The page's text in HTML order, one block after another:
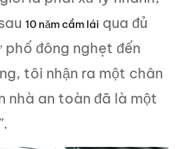
10 năm cầm lái qua đủ
đông nghẹt đến
tôi nhận ra một chân
nhà an toàn đã là một